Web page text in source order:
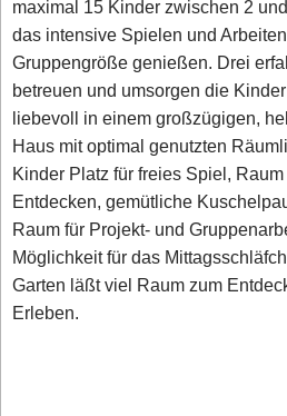
maximal 15 Kinder zwischen 2
das intensive Spielen und
Gruppengröße genießen. Drei
betreuen und umsorgen die
liebevoll in einem großzügigen,
Haus mit optimal genutzten
Kinder Platz für freies Spiel,
Entdecken, gemütliche
Raum für Projekt- und
Möglichkeit für das
Garten läßt viel Raum zum
Erleben.